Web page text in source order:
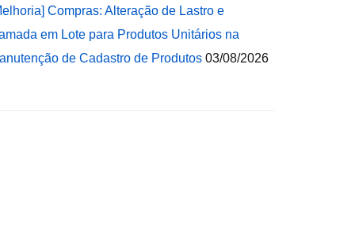
Compras: Alteração de Lastro e
em Lote para Produtos Unitários na
de Cadastro de Produtos 03/08/2026